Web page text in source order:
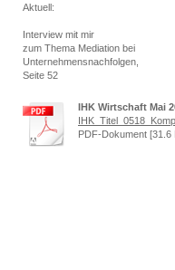
Aktuell:
Interview mit mir
zum Thema Mediation bei
Unternehmensnachfolgen,
Seite 52
IHK Wirtschaft Mai
PDF-Dokument [31.6